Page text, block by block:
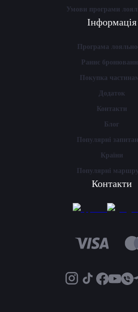
Умови програми
Інформація
Програма
Раннє
Покупка
Додаток
Контакти
Блог
Популярні
Країни
Популярні
Контакти